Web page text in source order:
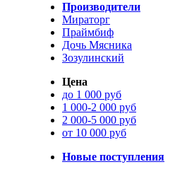
Производители
Мираторг
Праймбиф
Дочь Мясника
Зозулинский
Цена
до 1 000 руб
1 000-2 000 руб
2 000-5 000 руб
от 10 000 руб
Новые поступления